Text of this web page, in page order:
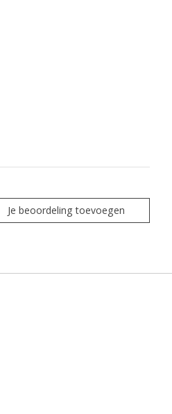
Je beoordeling toevoegen